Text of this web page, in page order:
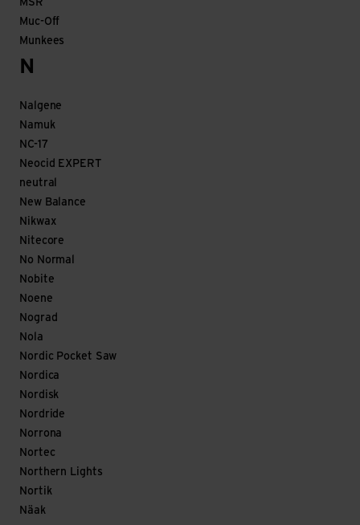
MSR
Muc-Off
Munkees
N
Nalgene
Namuk
NC-17
Neocid EXPERT
neutral
New Balance
Nikwax
Nitecore
No Normal
Nobite
Noene
Nograd
Nola
Nordic Pocket Saw
Nordica
Nordisk
Nordride
Norrona
Nortec
Northern Lights
Nortik
Näak